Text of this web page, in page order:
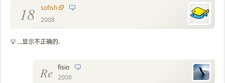
18
sofish
2008
💡 …显示不正确的.
Re fisio
2008